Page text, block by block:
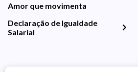
Amor que movimenta
Declaração de Igualdade
Salarial